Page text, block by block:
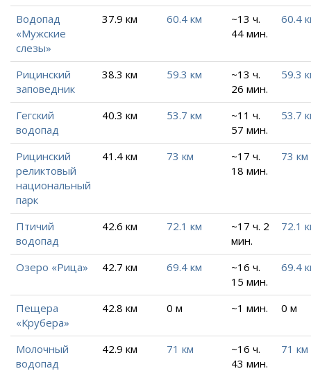
Водопад
«Мужские
слезы»
37.9 км 60.4 км
~13 ч.
44 мин.
60.4
Рицинский
заповедник
38.3 км 59.3 км
~13 ч.
26 мин.
59.3
Гегский
водопад
40.3 км 53.7 км
~11 ч.
57 мин.
53.7
Рицинский
реликтовый
национальный
парк
41.4 км 73 км
~17 ч.
18 мин.
73 км
Птичий
водопад
42.6 км 72.1 км
~17 ч. 2
мин.
72.1
Озеро «Рица» 42.7 км 69.4 км
~16 ч.
15 мин.
69.4
Пещера
«Крубера»
42.8 км 0 м ~1 мин. 0 м
Молочный
водопад
42.9 км 71 км
~16 ч.
43 мин.
71 км